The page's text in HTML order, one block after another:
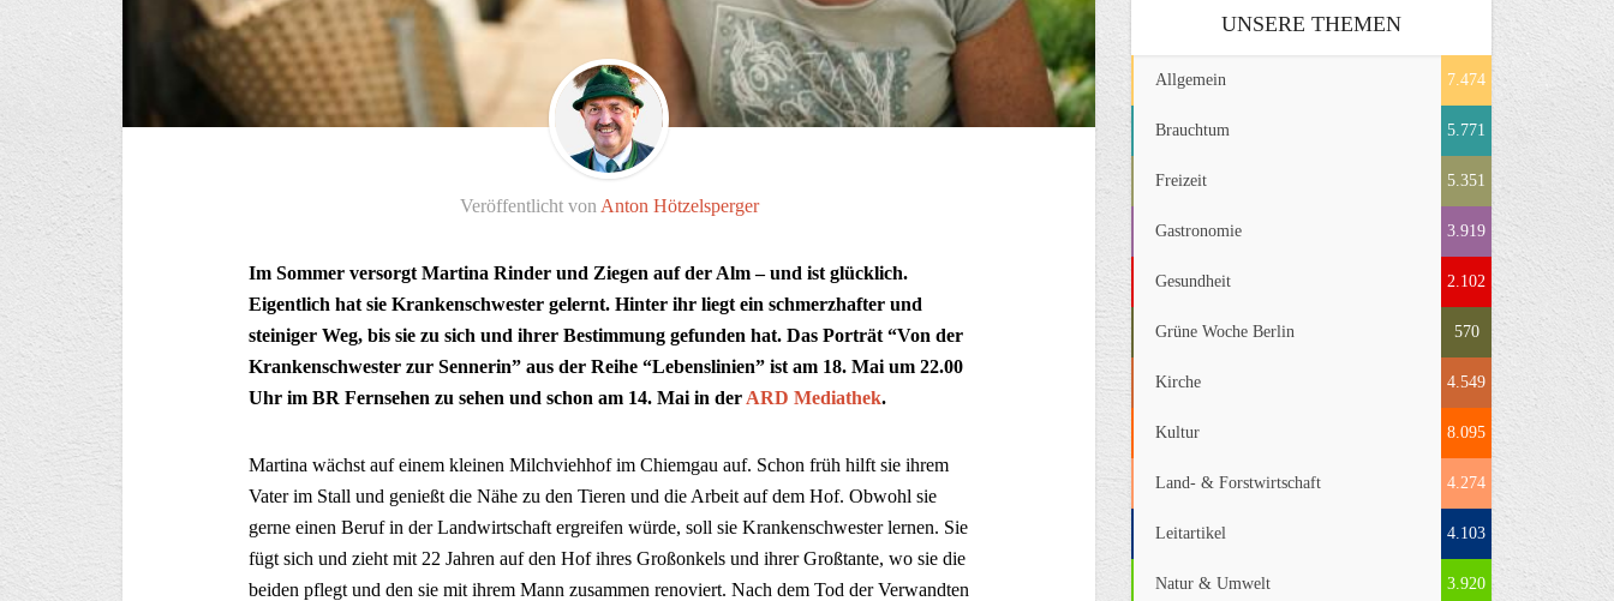
Veröffentlicht von Anton Hötzelsperger
Im Sommer versorgt Martina Rinder und Ziegen auf der Alm – und ist glücklich.
Eigentlich hat sie Krankenschwester gelernt. Hinter ihr liegt ein schmerzhafter und
steiniger Weg, bis sie zu sich und ihrer Bestimmung gefunden hat. Das Porträt “Von der
Krankenschwester zur Sennerin” aus der Reihe “Lebenslinien” ist am 18. Mai um 22.00
Uhr im BR Fernsehen zu sehen und schon am 14. Mai in der ARD Mediathek.
Martina wächst auf einem kleinen Milchviehhof im Chiemgau auf. Schon früh hilft sie ihrem
Vater im Stall und genießt die Nähe zu den Tieren und die Arbeit auf dem Hof. Obwohl sie
gerne einen Beruf in der Landwirtschaft ergreifen würde, soll sie Krankenschwester lernen. Sie
fügt sich und zieht mit 22 Jahren auf den Hof ihres Großonkels und ihrer Großtante, wo sie die
beiden pflegt und den sie mit ihrem Mann zusammen renoviert. Nach dem Tod der Verwandten
UNSERE THEMEN
Allgemein 7.474
Brauchtum 5.771
Freizeit 5.351
Gastronomie 3.919
Gesundheit 2.102
Grüne Woche Berlin 570
Kirche 4.549
Kultur 8.095
Land- & Forstwirtschaft 4.274
Leitartikel 4.103
Natur & Umwelt 3.920